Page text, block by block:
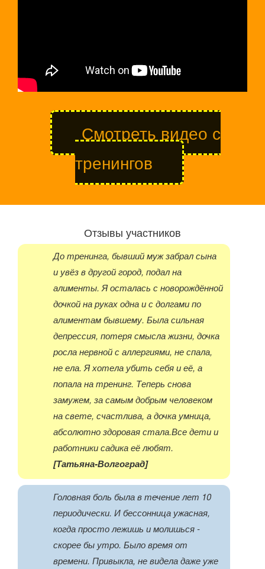
Смотреть видео с
тренингов
Отзывы участников
До тренинга, бывший муж забрал сына
и увёз в другой город, подал на
алименты. Я осталась с новорождённой
дочкой на руках одна и с долгами по
алиментам бывшему. Была сильная
депрессия, потеря смысла жизни, дочка
росла нервной с аллергиями, не спала,
не ела. Я хотела убить себя и её, а
попала на тренинг. Теперь снова
замужем, за самым добрым человеком
на свете, счастлива, а дочка умница,
абсолютно здоровая стала.Все дети и
работники садика её любят.
[Татьяна-Волгоград]
Головная боль была в течение лет 10
периодически. И бессонница ужасная,
когда просто лежишь и молишься -
скорее бы утро. Было время от
времени. Привыкла, не видела даже уже